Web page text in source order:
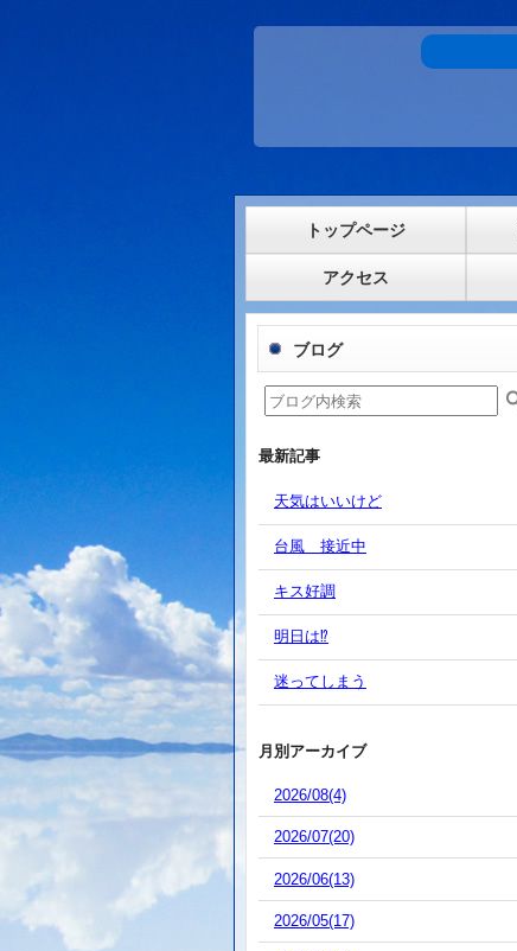
トップページ
アクセス
ブログ
最新記事
天気はいいけど
台風 接近中
キス好調
明日は⁉️
迷ってしまう
月別アーカイブ
2026/08(4)
2026/07(20)
2026/06(13)
2026/05(17)